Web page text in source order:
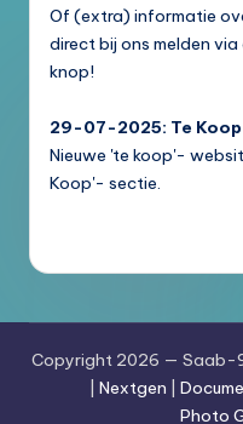
Of (extra) informatie
direct bij ons melden via
knop!
29-07-2025: Te
Nieuwe 'te koop'-
Koop'- sectie.
Copyright 2026 — Saab-
Nextgen
Photo